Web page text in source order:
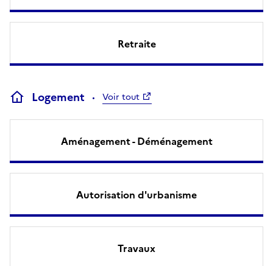
Retraite
Logement Voir tout
Aménagement - Déménagement
Autorisation d'urbanisme
Travaux